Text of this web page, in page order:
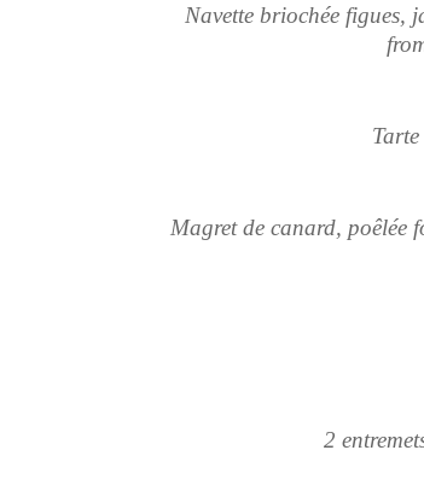
Navette briochée figues,
Magret de canard, poêlée
2